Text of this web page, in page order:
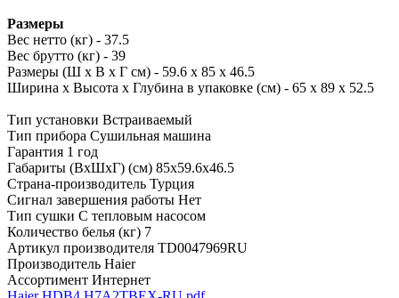
Размеры
Вес нетто (кг) - 37.5
Вес брутто (кг) - 39
Размеры (Ш х В х Г см) - 59.6 х 85 х 46.5
Ширина х Высота х Глубина в упаковке (см) - 65 х 89 х 52.5
Тип установки Встраиваемый
Тип прибора Сушильная машина
Гарантия 1 год
Габариты (ВхШхГ) (см) 85х59.6х46.5
Страна-производитель Турция
Сигнал завершения работы Нет
Тип сушки С тепловым насосом
Количество белья (кг) 7
Артикул производителя TD0047969RU
Производитель Haier
Ассортимент Интернет